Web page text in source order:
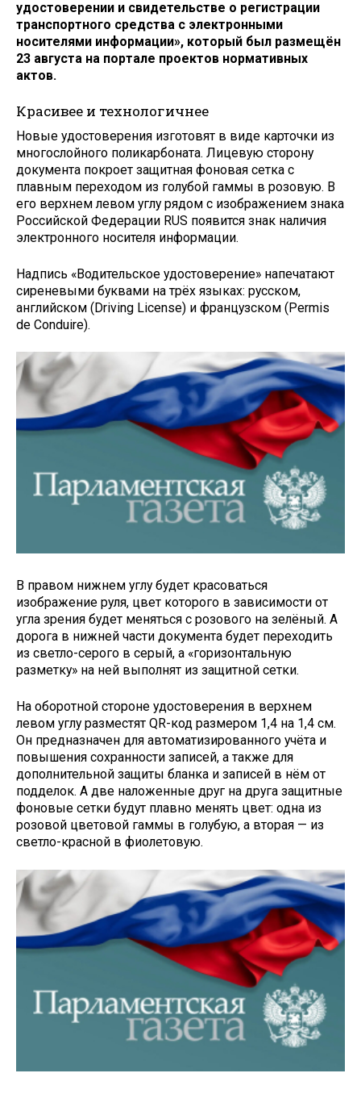
удостоверении и свидетельстве о регистрации
транспортного средства с электронными
носителями информации», который был размещён
23 августа на портале проектов нормативных
актов.
Красивее и технологичнее
Новые удостоверения изготовят в виде карточки из
многослойного поликарбоната. Лицевую сторону
документа покроет защитная фоновая сетка с
плавным переходом из голубой гаммы в розовую. В
его верхнем левом углу рядом с изображением знака
Российской Федерации RUS появится знак наличия
электронного носителя информации.
Надпись «Водительское удостоверение» напечатают
сиреневыми буквами на трёх языках: русском,
английском (Driving License) и французском (Permis
de Conduire).
В правом нижнем углу будет красоваться
изображение руля, цвет которого в зависимости от
угла зрения будет меняться с розового на зелёный. А
дорога в нижней части документа будет переходить
из светло-серого в серый, а «горизонтальную
разметку» на ней выполнят из защитной сетки.
На оборотной стороне удостоверения в верхнем
левом углу разместят QR-код размером 1,4 на 1,4 см.
Он предназначен для автоматизированного учёта и
повышения сохранности записей, а также для
дополнительной защиты бланка и записей в нём от
подделок. А две наложенные друг на друга защитные
фоновые сетки будут плавно менять цвет: одна из
розовой цветовой гаммы в голубую, а вторая — из
светло-красной в фиолетовую.